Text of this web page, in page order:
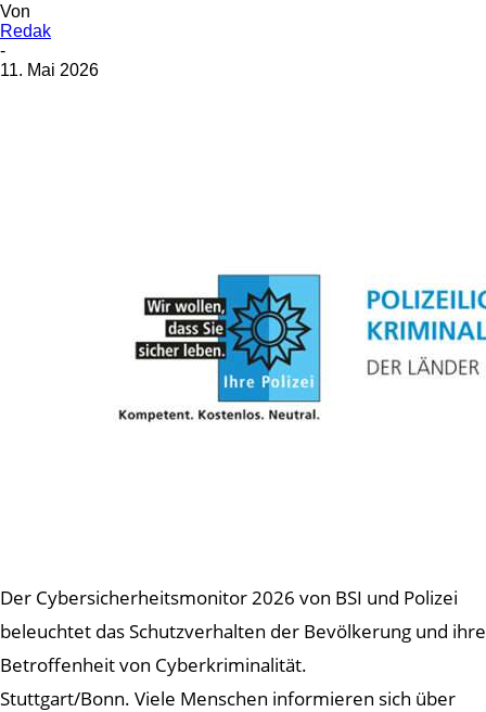
Von
Redak
-
11. Mai 2026
Der Cybersicherheitsmonitor 2026 von BSI und Polizei
beleuchtet das Schutzverhalten der Bevölkerung und ihre
Betroffenheit von Cyberkriminalität.
Stuttgart/Bonn. Viele Menschen informieren sich über